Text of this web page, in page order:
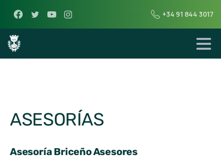
+34 91 844 3017
ASESORÍAS
Asesoría Briceño Asesores